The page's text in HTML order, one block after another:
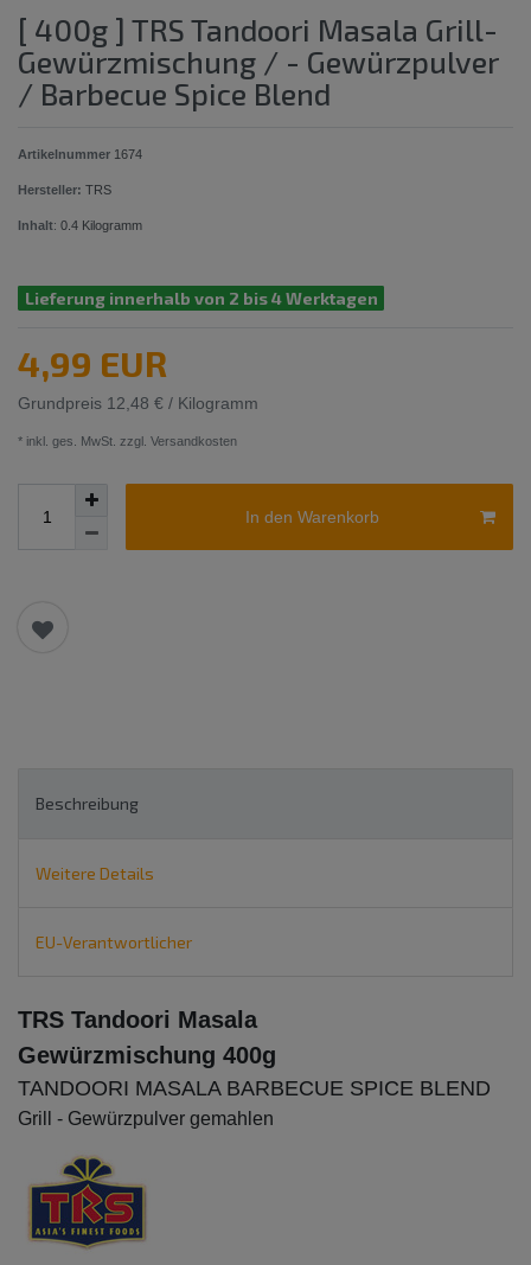
[ 400g ] TRS Tandoori Masala Grill-
Gewürzmischung / - Gewürzpulver
/ Barbecue Spice Blend
Artikelnummer 1674
Hersteller: TRS
Inhalt: 0.4 Kilogramm
Lieferung innerhalb von 2 bis 4 Werktagen
4,99 EUR
Grundpreis 12,48 € / Kilogramm
* inkl. ges. MwSt. zzgl. Versandkosten
In den Warenkorb
Beschreibung
Weitere Details
EU-Verantwortlicher
TRS Tandoori Masala
Gewürzmischung 400g
TANDOORI MASALA BARBECUE SPICE BLEND
Grill - Gewürzpulver gemahlen